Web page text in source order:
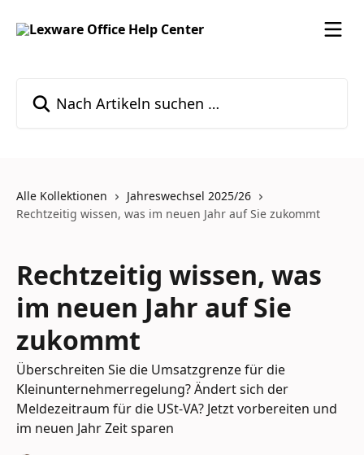
Alle Kollektionen
Jahreswechsel 2025/26
Rechtzeitig wissen, was im neuen Jahr auf Sie zukommt
Rechtzeitig wissen, was
im neuen Jahr auf Sie
zukommt
Überschreiten Sie die Umsatzgrenze für die
Kleinunternehmerregelung? Ändert sich der
Meldezeitraum für die USt-VA? Jetzt vorbereiten und
im neuen Jahr Zeit sparen